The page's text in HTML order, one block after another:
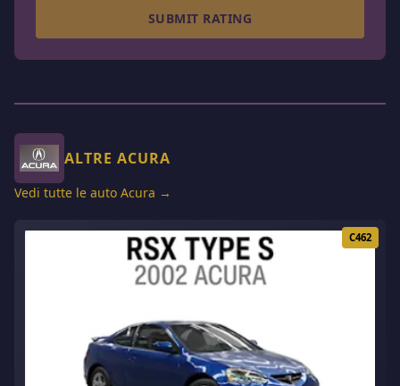
SUBMIT RATING
ALTRE ACURA
Vedi tutte le auto Acura →
C462